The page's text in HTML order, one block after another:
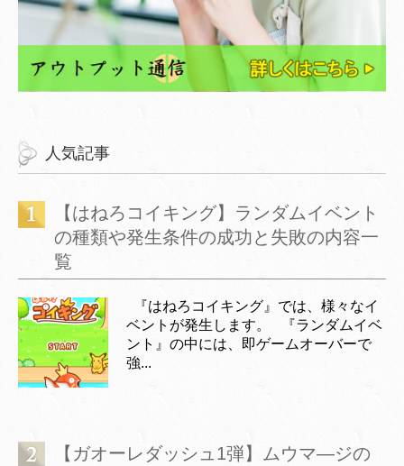
人気記事
【はねろコイキング】ランダムイベント
の種類や発生条件の成功と失敗の内容一
覧
『はねろコイキング』では、様々なイ
ベントが発生します。 『ランダムイベ
ント』の中には、即ゲームオーバーで
強...
【ガオーレダッシュ1弾】ムウマ―ジの